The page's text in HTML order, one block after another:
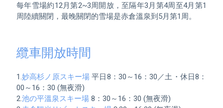
每年雪場約12月第2~3周開放，至隔年3月第4周至4月第1
周陸續關閉，最晚關閉的雪場是赤倉溫泉到5月第1周。
纜車開放時間
1.妙高杉ノ原スキー場 平日8：30～16：30／土・休日8：
00～16：30 (無夜滑)
2.池の平溫泉スキー場 8：30～16：30 (無夜滑)